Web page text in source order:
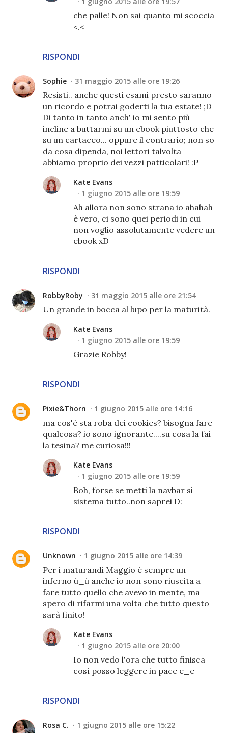
RISPONDI
che palle! Non sai quanto mi scoccia
<.<
Sophie 31 maggio 2015 alle ore 19:26
Resisti.. anche questi esami presto saranno
un ricordo e potrai goderti la tua estate! ;D
Di tanto in tanto anch' io mi sento più
incline a buttarmi su un ebook piuttosto che
su un cartaceo... oppure il contrario; non so
da cosa dipenda, noi lettori talvolta
abbiamo proprio dei vezzi patticolari! :P
RISPONDI
Kate Evans
1 giugno 2015 alle ore 19:59
Ah allora non sono strana io ahahah
è vero, ci sono quei periodi in cui
non voglio assolutamente vedere un
ebook xD
RobbyRoby 31 maggio 2015 alle ore 21:54
Un grande in bocca al lupo per la maturità.
RISPONDI
Kate Evans
1 giugno 2015 alle ore 19:59
Grazie Robby!
Pixie&Thorn 1 giugno 2015 alle ore 14:16
ma cos'è sta roba dei cookies? bisogna fare
qualcosa? io sono ignorante....su cosa la fai
la tesina? me curiosa!!!
RISPONDI
Kate Evans
1 giugno 2015 alle ore 19:59
Boh, forse se metti la navbar si
sistema tutto..non saprei D:
Unknown 1 giugno 2015 alle ore 14:39
Per i maturandi Maggio è sempre un
inferno ù_ù anche io non sono riuscita a
fare tutto quello che avevo in mente, ma
spero di rifarmi una volta che tutto questo
sarà finito!
RISPONDI
Kate Evans
1 giugno 2015 alle ore 20:00
Io non vedo l'ora che tutto finisca
così posso leggere in pace e_e
Rosa C. 1 giugno 2015 alle ore 15:22